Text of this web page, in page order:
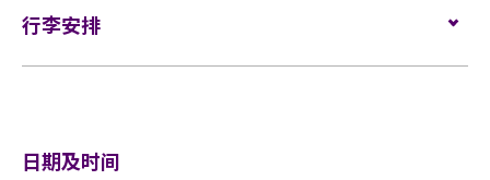
VIP套票包括：
▹ 优先入场安排
▹ VIP纪念卡牌及挂绳
售。
行李安排
日期及时间